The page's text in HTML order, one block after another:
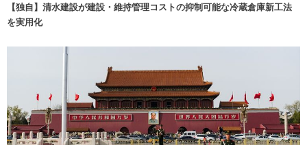
【独自】清水建設が建設・維持管理コストの抑制可能な冷蔵倉庫新工法
を実用化